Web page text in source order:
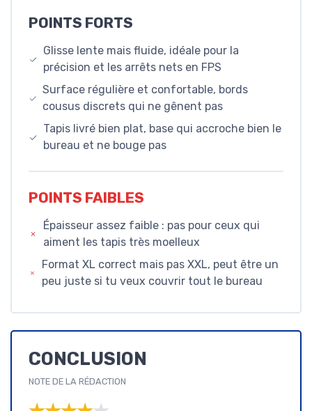
POINTS FORTS
Glisse lente mais fluide, idéale pour la
précision et les arrêts nets en FPS
Surface régulière et confortable, bords
cousus discrets qui ne gênent pas
Tapis livré bien plat, base qui accroche bien le
bureau et ne bouge pas
POINTS FAIBLES
Épaisseur assez faible : pas pour ceux qui
aiment les tapis très moelleux
Format XL correct mais pas XXL, peut être un
peu juste si tu veux couvrir tout le bureau
CONCLUSION
NOTE DE LA RÉDACTION